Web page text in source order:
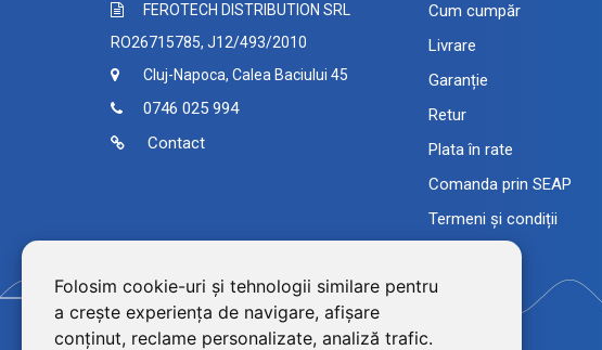
Folosim cookie-uri și tehnologii similare pentru
a crește experiența de navigare, afișare
conținut, reclame personalizate, analiză trafic.
FEROTECH DISTRIBUTION SRL
RO26715785, J12/493/2010
Cluj-Napoca, Calea Baciului 45
0746 025 994
Contact
Cum cumpăr
Livrare
Garanție
Retur
Plata în rate
Comanda prin SEAP
Termeni și condiții